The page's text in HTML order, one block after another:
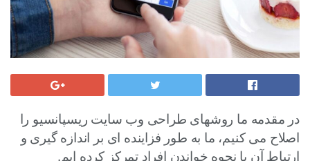
در مقدمه ما روشهای طراحی وب سایت ریسپانسیو را
اصلاح می کنیم، ما به طور فزاینده ای بر اندازه گیری و
ارتباط آن با نحوه خواندن افراد تمرکز کرده ایم.